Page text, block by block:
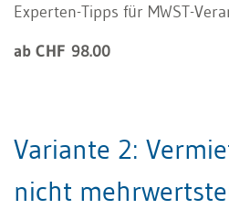
Experten-Tipps für MWST-
ab CHF 98.00
Variante 2:
nicht